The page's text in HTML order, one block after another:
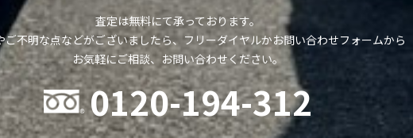
査定は無料にて承っております。
ご不明な点などがございましたら、フリーダイヤルかお問い合わせフォームから
お気軽にご相談、お問い合わせください。
0120-194-312